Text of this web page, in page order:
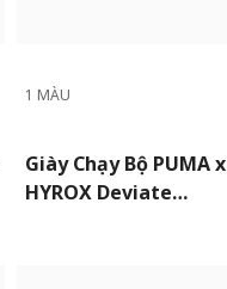
1 MÀU
Giày Chạy Bộ PUMA x
HYROX Deviate